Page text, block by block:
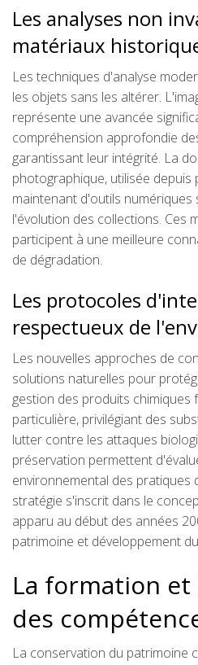
Les analyses non
matériaux
Les techniques d'analyse
les objets sans les altérer.
représente une avancée
compréhension approfondie
garantissant leur intégrité. La
photographique, utilisée depuis
maintenant d'outils
l'évolution des collections. Ces
participent à une meilleure
de dégradation.
Les protocoles
respectueux de
Les nouvelles approches de
solutions naturelles pour
gestion des produits
particulière, privilégiant des
lutter contre les attaques
préservation permettent
environnemental des pratiques
stratégie s'inscrit dans le
apparu au début des années
patrimoine et développement
La formation
des
La conservation du patrimoine